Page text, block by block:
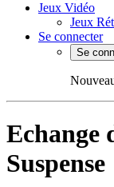
Jeux Vidéo
Jeux
Se connecter
Se
Echange
Suspense